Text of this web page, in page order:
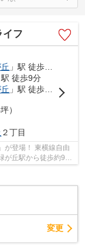
イフ
」駅 徒歩6分
駅 徒歩9分
」駅 徒歩9分
）
２丁目
が登場！ 東横線自由
が丘駅から徒歩約9
変更